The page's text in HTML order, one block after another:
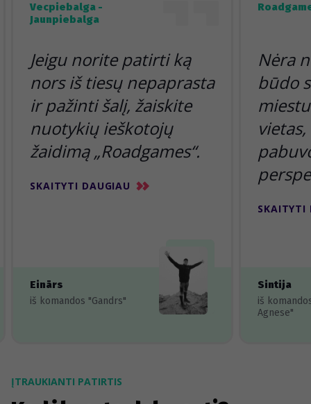
Vecpiebalga -
Jaunpiebalga
Jeigu norite patirti ką
nors iš tiesų nepaprasta
ir pažinti šalį, žaiskite
nuotykių ieškotojų
žaidimą „Roadgames“.
SKAITYTI DAUGIAU
Einārs
iš komandos "Gandrs"
Nėra
būdo
SKAITYTI
Sintija
iš
Agnese"
ĮTRAUKIANTI PATIRTIS